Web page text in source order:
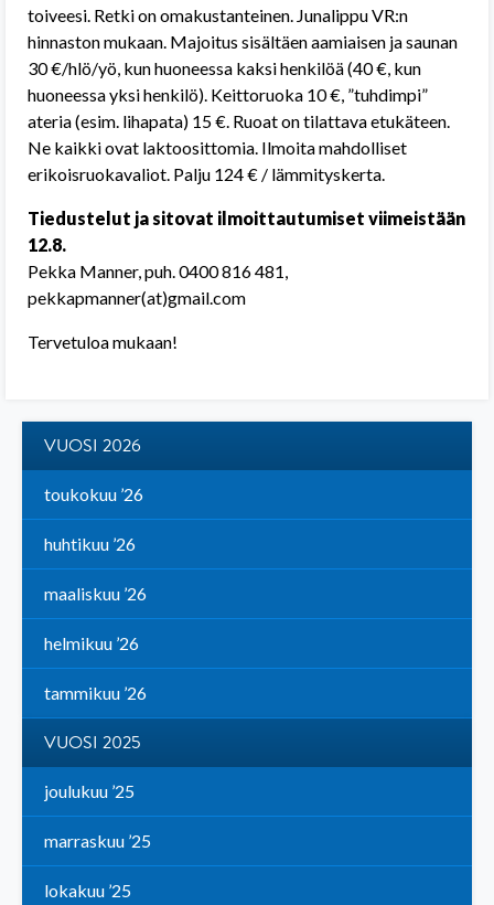
toiveesi. Retki on omakustanteinen. Junalippu VR:n
hinnaston mukaan. Majoitus sisältäen aamiaisen ja saunan
30 €/hlö/yö, kun huoneessa kaksi henkilöä (40 €, kun
huoneessa yksi henkilö). Keittoruoka 10 €, ”tuhdimpi”
ateria (esim. lihapata) 15 €. Ruoat on tilattava etukäteen.
Ne kaikki ovat laktoosittomia. Ilmoita mahdolliset
erikoisruokavaliot. Palju 124 € / lämmityskerta.
Tiedustelut ja sitovat ilmoittautumiset viimeistään
12.8.
Pekka Manner, puh. 0400 816 481,
pekkapmanner(at)gmail.com
Tervetuloa mukaan!
VUOSI 2026
toukokuu ’26
huhtikuu ’26
maaliskuu ’26
helmikuu ’26
tammikuu ’26
VUOSI 2025
joulukuu ’25
marraskuu ’25
lokakuu ’25